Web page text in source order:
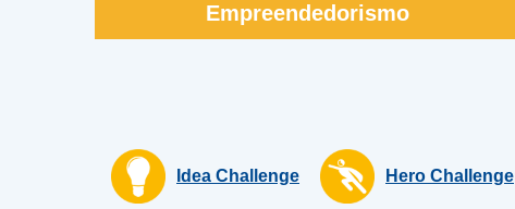
Empreendedorismo
Idea Challenge Hero Challenge